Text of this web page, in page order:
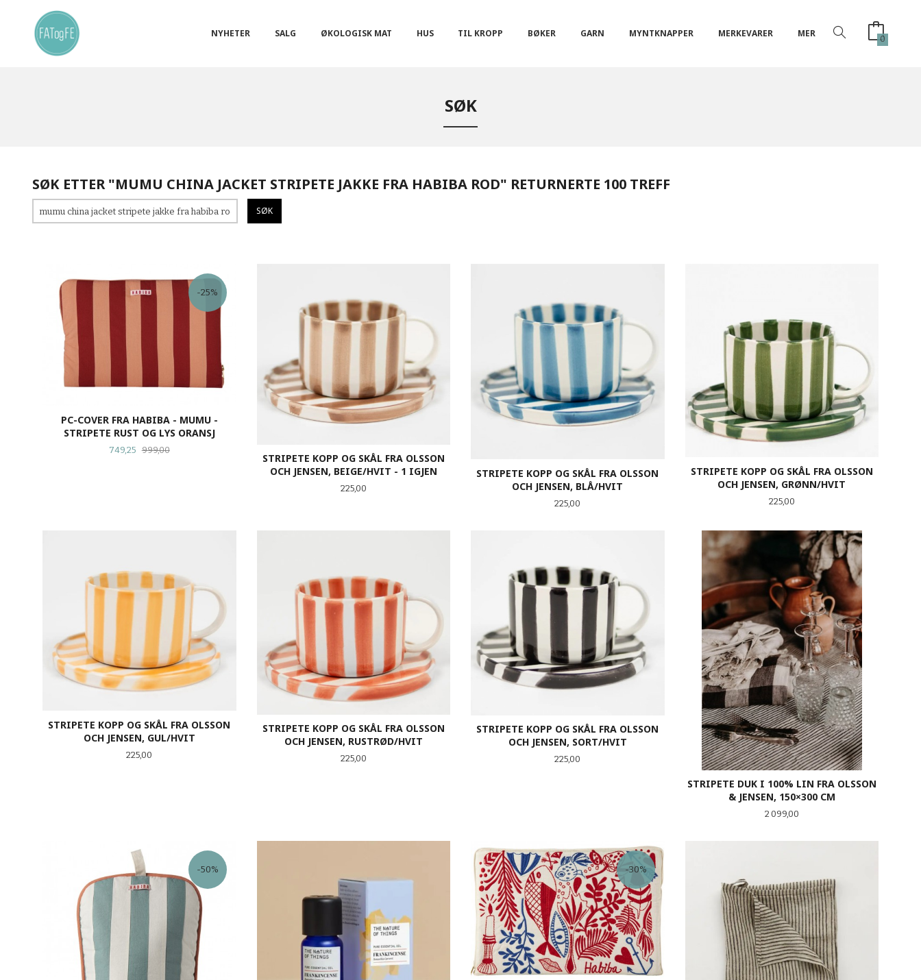
innholdet
PRODUKTER
NYHETER SALG ØKOLOGISK MAT HUS TIL KROPP BØKER GARN MYNTKNAPPER MERKEVARER MER 0
SØK
SØK ETTER "MUMU CHINA JACKET STRIPETE JAKKE FRA HABIBA ROD" RETURNERTE 100 TREFF
PC-COVER FRA HABIBA - MUMU -
STRIPETE RUST OG LYS ORANSJ
Tilbud
749,25 999,00Rabatt
-25%
STRIPETE KOPP OG SKÅL FRA OLSSON
OCH JENSEN, BEIGE/HVIT - 1 IGJEN
Pris
225,00
STRIPETE KOPP OG SKÅL FRA OLSSON
OCH JENSEN, BLÅ/HVIT
Pris
225,00
STRIPETE KOPP OG SKÅL FRA OLSSON
OCH JENSEN, GRØNN/HVIT
Pris
225,00
STRIPETE KOPP OG SKÅL FRA OLSSON
OCH JENSEN, GUL/HVIT
Pris
225,00
KJØP
STRIPETE KOPP OG SKÅL FRA OLSSON
OCH JENSEN, RUSTRØD/HVIT
Pris
225,00
STRIPETE KOPP OG SKÅL FRA OLSSON
OCH JENSEN, SORT/HVIT
Pris
225,00
KJØP
STRIPETE DUK I 100% LIN FRA OLSSON
& JENSEN, 150×300 CM
Pris
2 099,00
-50% -30%